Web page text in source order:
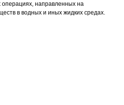
операциях, направленных на
в водных и иных жидких средах.